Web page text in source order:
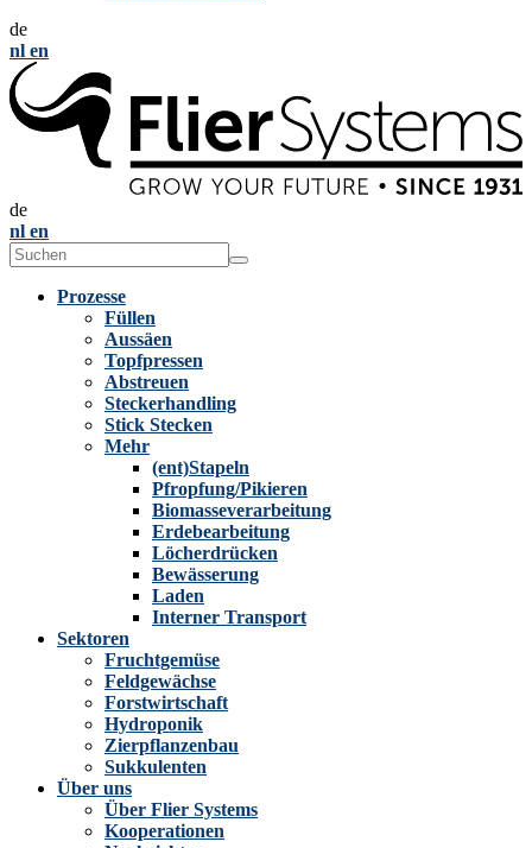
de
nl en
de
nl en
Prozesse
Füllen
Aussäen
Topfpressen
Abstreuen
Steckerhandling
Stick Stecken
Mehr
(ent)Stapeln
Pfropfung/Pikieren
Biomasseverarbeitung
Erdebearbeitung
Löcherdrücken
Bewässerung
Laden
Interner Transport
Sektoren
Fruchtgemüse
Feldgewächse
Forstwirtschaft
Hydroponik
Zierpflanzenbau
Sukkulenten
Über uns
Über Flier Systems
Kooperationen